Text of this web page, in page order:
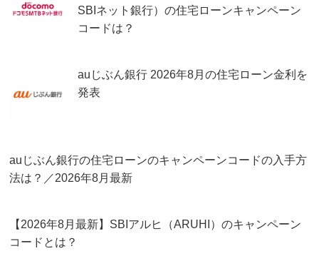
SBIネット銀行）の住宅ローンキャンペーン
コードは？
auじぶん銀行 2026年8月の住宅ローン金利を
発表
auじぶん銀行の住宅ローンのキャンペーンコードの入手方
法は？／2026年8月最新
【2026年8月最新】SBIアルヒ（ARUHI）のキャンペーン
コードとは？